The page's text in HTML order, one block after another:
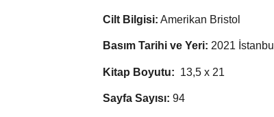
Cilt Bilgisi: Amerikan Bristol
Basım Tarihi ve Yeri: 2021 İstanbul
Kitap Boyutu: 13,5 x 21
Sayfa Sayısı: 94